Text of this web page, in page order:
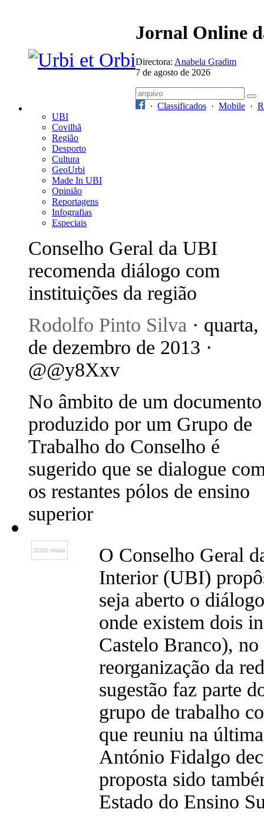
Jornal Online
Directora: Anabela Gradim
7 de agosto de 2026
· Classificados · Mobile ·
UBI
Covilhã
Região
Desporto
Cultura
GeoUrbi
Made In UBI
Opinião
Reportagens
Infografias
Especiais
Conselho Geral da UBI
recomenda diálogo com
instituições da região
Rodolfo Pinto Silva ·
de dezembro de 2013 ·
@@y8Xxv
No âmbito de um documento
produzido por um Grupo de
Trabalho do Conselho é
sugerido que se dialogue
os restantes pólos de ensino
superior
22216 visitas
O Conselho Geral
Interior (UBI)
seja aberto o
onde existem dois
Castelo Branco), no
reorganização da
sugestão faz parte
grupo de trabalho
que reuniu na
António Fidalgo
proposta sido
Estado do Ensino